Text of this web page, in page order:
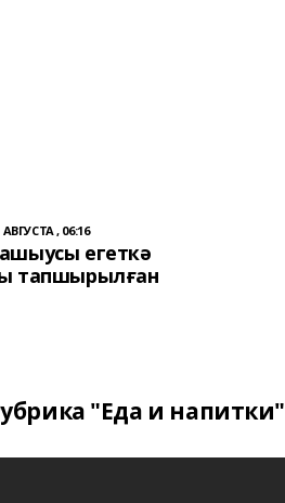
АВГУСТА , 06:16
егеткә
тапшырылған
"Еда и напитки"